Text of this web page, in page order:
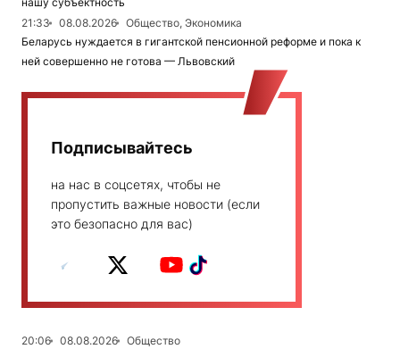
21:33
08.08.2026
Общество, Экономика
Беларусь нуждается в гигантской пенсионной реформе и пока к
ней совершенно не готова — Львовский
Подписывайтесь
на нас в соцсетях, чтобы не
пропустить важные новости (если
это безопасно для вас)
20:06 08.08.2026
Общество